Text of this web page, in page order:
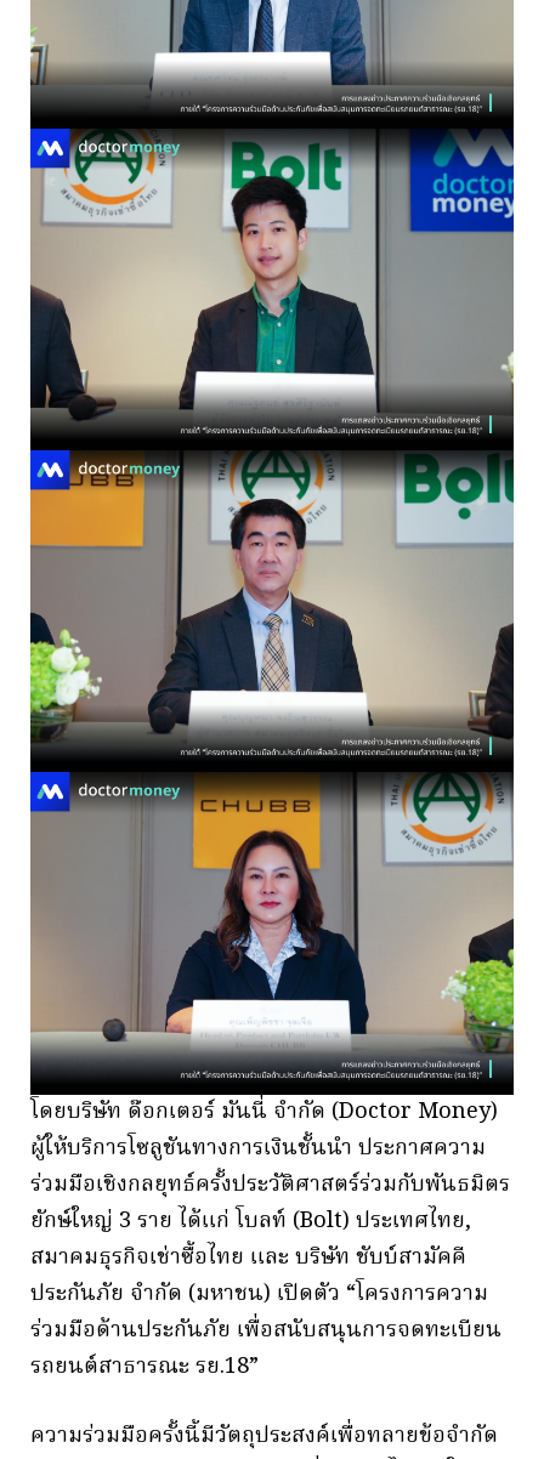
โดยบริษัท ด๊อกเตอร์ มันนี่ จำกัด (Doctor Money)
ผู้ให้บริการโซลูชันทางการเงินชั้นนำ ประกาศความ
ร่วมมือเชิงกลยุทธ์ครั้งประวัติศาสตร์ร่วมกับพันธมิตร
ยักษ์ใหญ่ 3 ราย ได้แก่ โบลท์ (Bolt) ประเทศไทย,
สมาคมธุรกิจเช่าซื้อไทย และ บริษัท ชับบ์สามัคคี
ประกันภัย จำกัด (มหาชน) เปิดตัว “โครงการความ
ร่วมมือด้านประกันภัย เพื่อสนับสนุนการจดทะเบียน
รถยนต์สาธารณะ รย.18”
ความร่วมมือครั้งนี้มีวัตถุประสงค์เพื่อทลายข้อจำกัด